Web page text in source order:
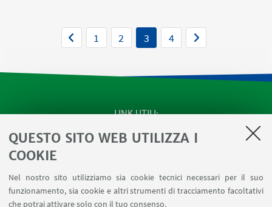
QUESTO SITO WEB UTILIZZA I
COOKIE
Nel nostro sito utilizziamo sia cookie tecnici necessari per il suo
funzionamento, sia cookie e altri strumenti di tracciamento facoltativi
che potrai attivare solo con il tuo consenso.
1 2 3 4
LINK UTILI
SEMINARI del Dipartimento
MAT info - Informazioni per gli afferenti al Dipartimento
SERVIZI ONLINE interni
Carta dei servizi